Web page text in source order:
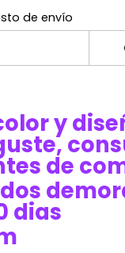
de envío
y
de
dias